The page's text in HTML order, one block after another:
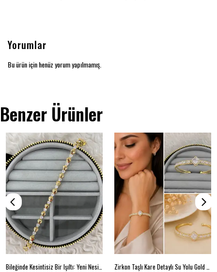
Yorumlar
Bu ürün için henüz yorum yapılmamış.
Benzer Ürünler
Bileğinde Kesintisiz Bir Işıltı: Yeni Nesil Su Yolu Koleksiyonu Zirkon Taşlı Kare Detaylı Su Yolu Gold Kelepçe Bileklik